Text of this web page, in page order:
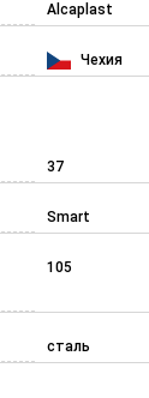
Alcaplast
Чехия
37
Smart
105
сталь